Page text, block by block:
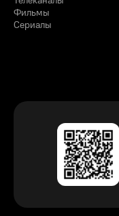
Фильмы
Сериалы